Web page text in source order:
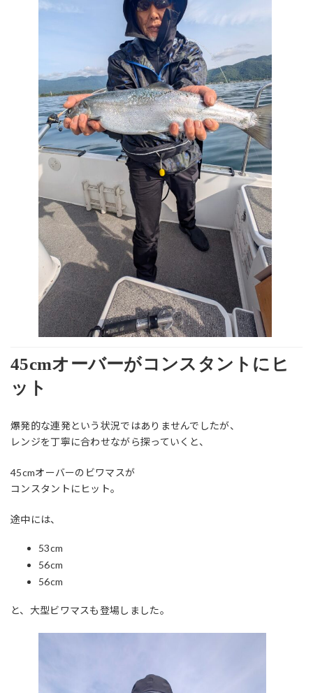
45cmオーバーがコンスタントにヒ
ット
爆発的な連発という状況ではありませんでしたが、
レンジを丁寧に合わせながら探っていくと、
45cmオーバーのビワマスが
コンスタントにヒット。
途中には、
53cm
56cm
56cm
と、大型ビワマスも登場しました。